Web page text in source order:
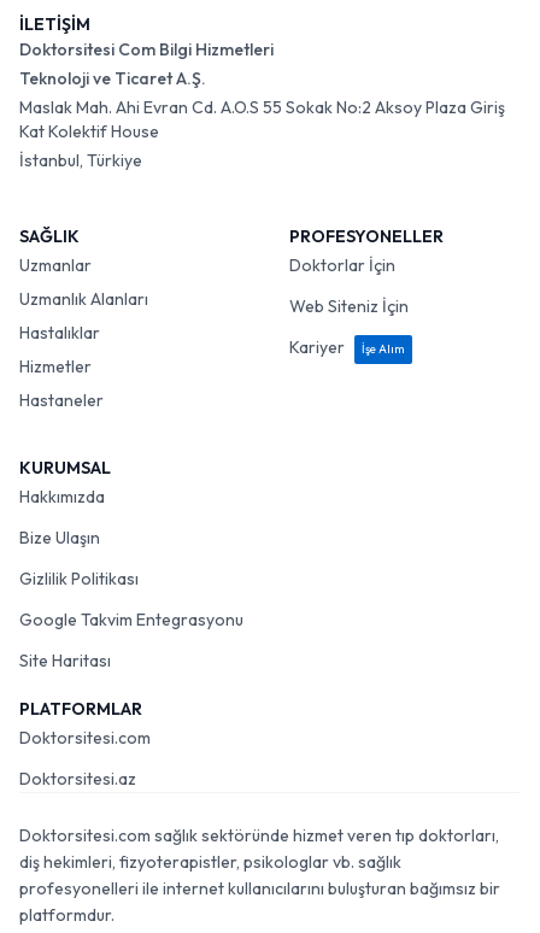
İLETİŞİM
Doktorsitesi Com Bilgi Hizmetleri
Teknoloji ve Ticaret A.Ş.
Maslak Mah. Ahi Evran Cd. A.O.S 55 Sokak No:2 Aksoy Plaza Giriş
Kat Kolektif House
İstanbul, Türkiye
SAĞLIK
Uzmanlar
Uzmanlık Alanları
Hastalıklar
Hizmetler
Hastaneler
PROFESYONELLER
Doktorlar İçin
Web Siteniz İçin
Kariyer
İşe Alım
KURUMSAL
Hakkımızda
Bize Ulaşın
Gizlilik Politikası
Google Takvim Entegrasyonu
Site Haritası
PLATFORMLAR
Doktorsitesi.com
Doktorsitesi.az
Doktorsitesi.com sağlık sektöründe hizmet veren tıp doktorları,
diş hekimleri, fizyoterapistler, psikologlar vb. sağlık
profesyonelleri ile internet kullanıcılarını buluşturan bağımsız bir
platformdur.